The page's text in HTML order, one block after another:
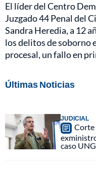
El líder del Centro
Juzgado 44 Penal del
Sandra Heredia, a 12
los delitos de soborno
procesal, un fallo en
Últimas Noticias
JUDICIAL
Corte
caso